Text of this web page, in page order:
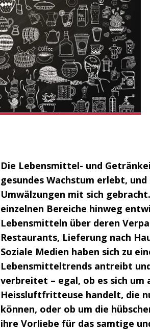
Die Lebensmittel- und
gesundes Wachstum erlebt,
Umwälzungen mit sich
einzelnen Bereiche hinweg
Lebensmitteln über deren
Restaurants, Lieferung nach
Soziale Medien haben sich zu
Lebensmitteltrends antreibt
verbreitet – egal, ob es sich
Heissluftfritteuse handelt, die
können, oder ob um die
ihre Vorliebe für das samtige